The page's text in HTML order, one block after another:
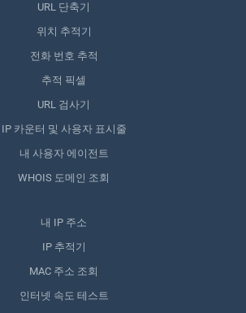
URL 단축기
위치 추적기
전화 번호 추적
추적 픽셀
URL 검사기
IP 카운터 및 사용자 표시줄
내 사용자 에이전트
WHOIS 도메인 조회
내 IP 주소
IP 추적기
MAC 주소 조회
인터넷 속도 테스트